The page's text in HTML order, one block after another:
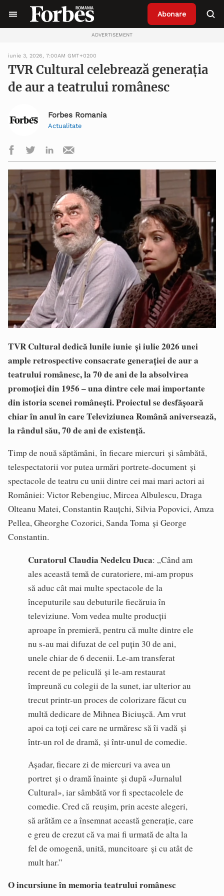
Abonare
ADVERTISEMENT
iunie 3, 2026, 7:00AM GMT+0200
TVR Cultural celebrează generația
de aur a teatrului românesc
Forbes Romania
Actualitate
TVR Cultural dedică lunile iunie și iulie 2026 unei
ample retrospective consacrate generației de aur a
teatrului românesc, la 70 de ani de la absolvirea
promoției din 1956 – una dintre cele mai importante
din istoria scenei românești. Proiectul se desfășoară
chiar în anul în care Televiziunea Română aniversează,
la rândul său, 70 de ani de existență.
Timp de nouă săptămâni, în fiecare miercuri și sâmbătă,
telespectatorii vor putea urmări portrete-document și
spectacole de teatru cu unii dintre cei mai mari actori ai
României: Victor Rebengiuc, Mircea Albulescu, Draga
Olteanu Matei, Constantin Rauțchi, Silvia Popovici, Amza
Pellea, Gheorghe Cozorici, Sanda Toma și George
Constantin.
Curatorul Claudia Nedelcu Duca: „Când am
ales această temă de curatoriere, mi-am propus
să aduc cât mai multe spectacole de la
începuturile sau debuturile fiecăruia în
televiziune. Vom vedea multe producții
aproape în premieră, pentru că multe dintre ele
nu s-au mai difuzat de cel puțin 30 de ani,
unele chiar de 6 decenii. Le-am transferat
recent de pe peliculă și le-am restaurat
împreună cu colegii de la sunet, iar ulterior au
trecut printr-un proces de colorizare făcut cu
multă dedicare de Mihnea Biciușcă. Am vrut
apoi ca toți cei care ne urmăresc să îi vadă și
într-un rol de dramă, și într-unul de comedie.
Așadar, fiecare zi de miercuri va avea un
portret și o dramă înainte și după «Jurnalul
Cultural», iar sâmbătă vor fi spectacolele de
comedie. Cred că reușim, prin aceste alegeri,
să arătăm ce a însemnat această generație, care
e greu de crezut că va mai fi urmată de alta la
fel de omogenă, unită, muncitoare și cu atât de
mult har.”
O incursiune în memoria teatrului românesc